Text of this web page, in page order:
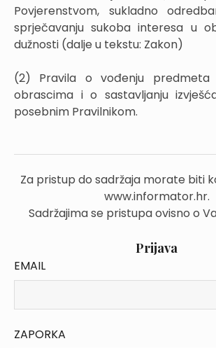
Povjerenstvom, sukladno
sprječavanju sukoba interesa u
dužnosti (dalje u tekstu: Zakon)
(2) Pravila o vođenju
obrascima i o sastavljanju
posebnim Pravilnikom.
Za pristup do sadržaja morate biti
www.informator.hr.
Sadržajima se pristupa ovisno o
Prijava
EMAIL
ZAPORKA